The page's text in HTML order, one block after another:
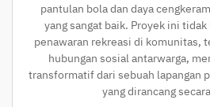
pantulan bola dan daya
yang sangat baik. Proyek ini
penawaran rekreasi di komunitas,
hubungan sosial antarwarga,
transformatif dari sebuah lapangan
yang dirancang